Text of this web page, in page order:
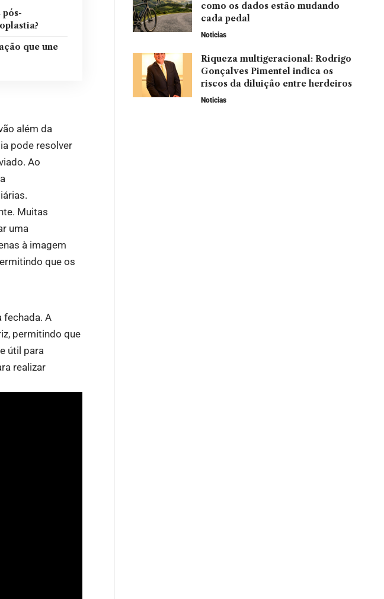
pós-
que une
além da
pode resolver
Ao
Muitas
uma
à imagem
que os
fechada. A
permitindo que
útil para
realizar
como os dados estão mudando
cada pedal
Noticias
Riqueza multigeracional: Rodrigo
Gonçalves Pimentel indica os
riscos da diluição entre herdeiros
Noticias